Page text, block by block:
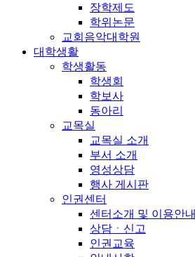
장학제도
학위논문
교회음악대학원
대학생활
학생활동
학생회
학보사
동아리
교목실
교목실 소개
부서 소개
영성상담
행사 게시판
인권센터
센터소개 및 이용안내
상담ㆍ신고
인권교육